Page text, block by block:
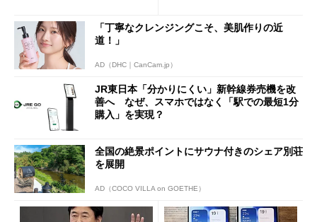
「丁寧なクレンジングこそ、美肌作りの近
道！」
AD（DHC｜CanCam.jp）
JR東日本「分かりにくい」新幹線券売機を改
善へ なぜ、スマホではなく「駅での最短1分
購入」を実現？
全国の絶景ポイントにサウナ付きのシェア別荘
を展開
AD（COCO VILLA on GOETHE）